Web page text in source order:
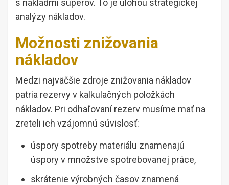
s nákladmi súperov. To je úlohou strategickej
analýzy nákladov.
Možnosti znižovania
nákladov
Medzi najväčšie zdroje znižovania nákladov
patria rezervy v kalkulačných položkách
nákladov. Pri odhaľovaní rezerv musíme mať na
zreteli ich vzájomnú súvislosť:
úspory spotreby materiálu znamenajú
úspory v množstve spotrebovanej práce,
skrátenie výrobných časov znamená